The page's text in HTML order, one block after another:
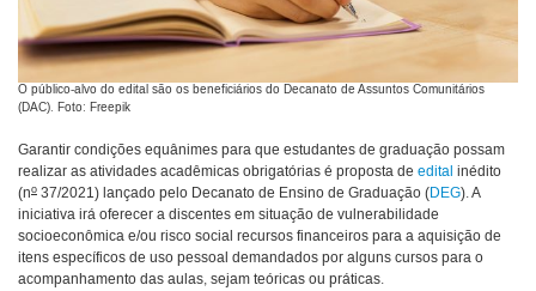
O público-alvo do edital são os beneficiários do Decanato de Assuntos Comunitários
(DAC). Foto: Freepik
Garantir condições equânimes para que estudantes de graduação possam
realizar as atividades acadêmicas obrigatórias é proposta de edital inédito
(no 37/2021) lançado pelo Decanato de Ensino de Graduação (DEG). A
iniciativa irá oferecer a discentes em situação de vulnerabilidade
socioeconômica e/ou risco social recursos financeiros para a aquisição de
itens específicos de uso pessoal demandados por alguns cursos para o
acompanhamento das aulas, sejam teóricas ou práticas.